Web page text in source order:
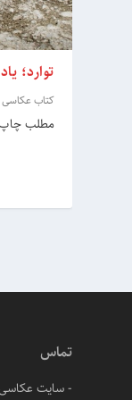
توارد؛
کتاب عکاسی
مطلب چاپ
تماس
- سایت عکاسی: